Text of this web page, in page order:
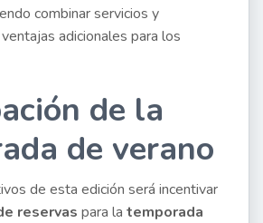
combinar servicios y
adicionales para los
de la
de verano
de esta edición será incentivar
reservas para la temporada